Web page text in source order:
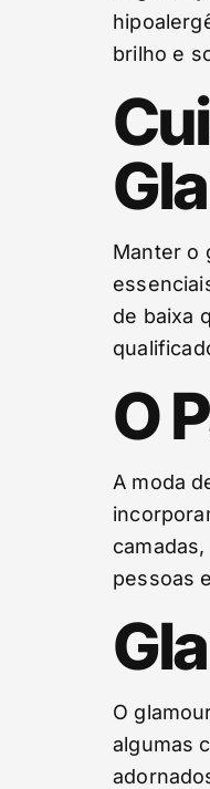
brilho e
Manter o
de baixa
O
A moda
pessoas
O
algumas